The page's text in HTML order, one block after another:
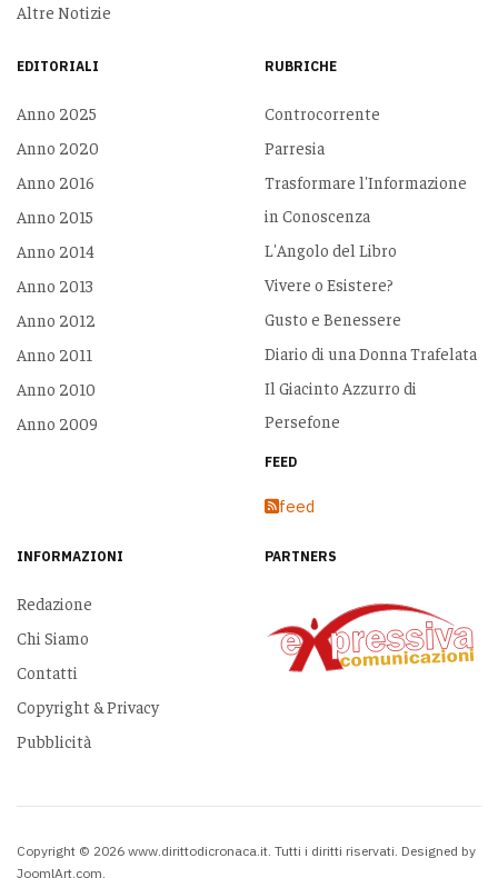
Altre Notizie
EDITORIALI
Anno 2025
Anno 2020
Anno 2016
Anno 2015
Anno 2014
Anno 2013
Anno 2012
Anno 2011
Anno 2010
Anno 2009
RUBRICHE
Controcorrente
Parresia
Trasformare l'Informazione
in Conoscenza
L'Angolo del Libro
Vivere o Esistere?
Gusto e Benessere
Diario di una Donna Trafelata
Il Giacinto Azzurro di
Persefone
FEED
feed
INFORMAZIONI
Redazione
Chi Siamo
Contatti
Copyright & Privacy
Pubblicità
PARTNERS
Copyright © 2026 www.dirittodicronaca.it. Tutti i diritti riservati. Designed by
JoomlArt.com.